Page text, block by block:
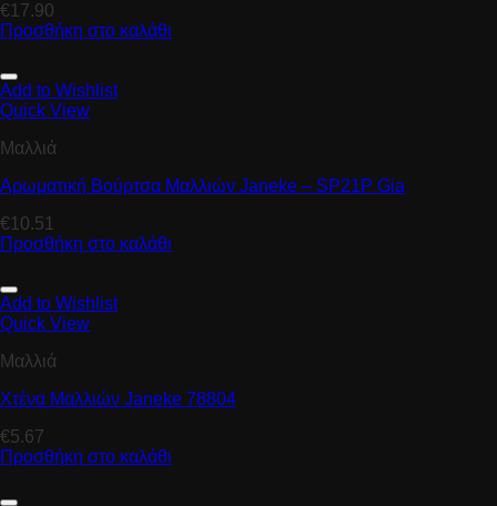
€17.90
Προσθήκη στο καλάθι
Add to Wishlist
Quick View
Μαλλιά
Αρωματική Βούρτσα Μαλλιών Janeke – SP21P Gia
€10.51
Προσθήκη στο καλάθι
Add to Wishlist
Quick View
Μαλλιά
Χτένα Μαλλιών Janeke 78804
€5.67
Προσθήκη στο καλάθι